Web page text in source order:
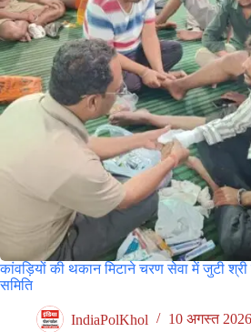
कांवड़ियों की थकान मिटाने चरण सेवा में जुटी श्री
समिति
IndiaPolKhol 10 अगस्त 2026